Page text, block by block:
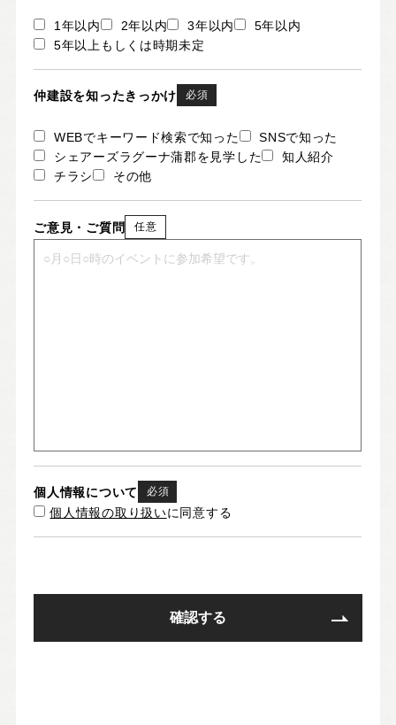
1年以内 2年以内 3年以内
5年以内
5年以上もしくは時期未定
仲建設を知ったきっかけ 必須
WEBでキーワード検索で知った
SNSで知った
シェアーズラグーナ蒲郡を見学した
知人紹介
チラシ
その他
ご意見・ご質問 任意
個人情報について 必須
個人情報の取り扱いに同意する